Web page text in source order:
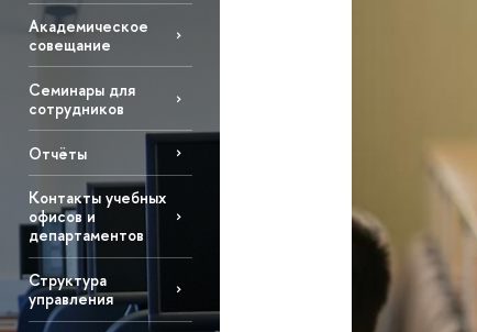
Академическое
совещание
Семинары для
сотрудников
Отчёты
Контакты учебных
офисов и
департаментов
Структура
управления